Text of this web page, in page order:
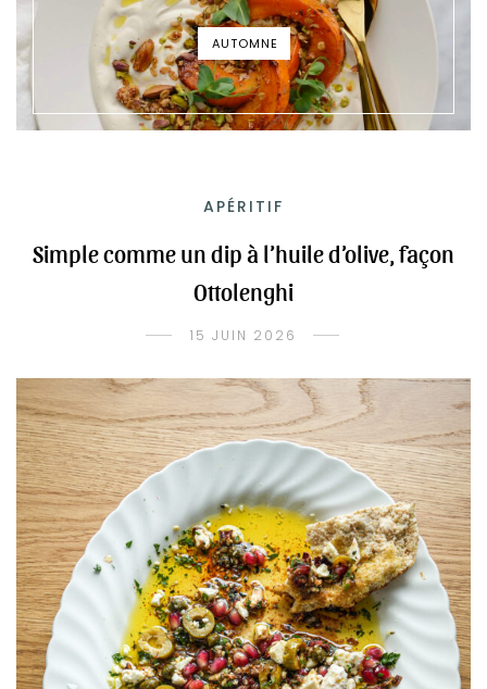
AUTOMNE
APÉRITIF
Simple comme un dip à l’huile d’olive, façon
Ottolenghi
15 JUIN 2026